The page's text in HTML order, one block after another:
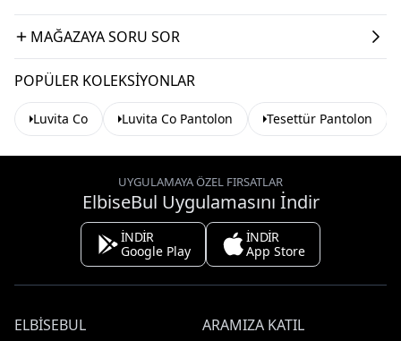
MAĞAZAYA SORU SOR
POPÜLER KOLEKSIYONLAR
Luvita Co Luvita Co Pantolon Tesettür Pantolon
UYGULAMAYA ÖZEL FIRSATLAR
ElbiseBul Uygulamasını İndir
İNDİR
Google Play
İNDİR
App Store
ELBISEBUL
ARAMIZA KATIL